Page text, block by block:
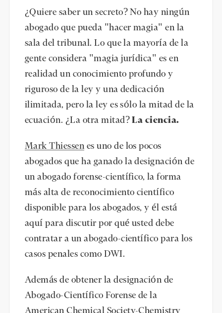
¿Quiere saber un secreto? No hay ningún
abogado que pueda "hacer magia" en la
sala del tribunal. Lo que la mayoría de la
gente considera "magia jurídica" es en
realidad un conocimiento profundo y
riguroso de la ley y una dedicación
ilimitada, pero la ley es sólo la mitad de la
ecuación. ¿La otra mitad?La ciencia.
Mark Thiessen es uno de los pocos
abogados que ha ganado la designación de
un abogado forense-científico, la forma
más alta de reconocimiento científico
disponible para los abogados, y él está
aquí para discutir por qué usted debe
contratar a un abogado-científico para los
casos penales como DWI.
Además de obtener la designación de
Abogado-Científico Forense de la
American Chemical Society-Chemistry